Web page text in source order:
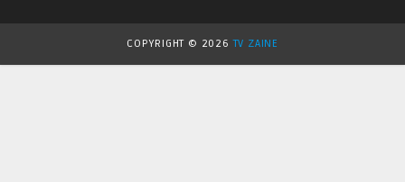
COPYRIGHT © 2026TV ZAINE